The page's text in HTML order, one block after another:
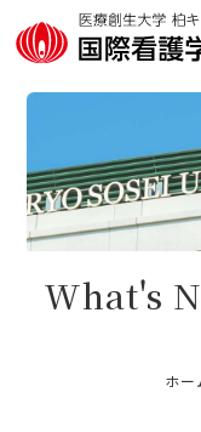
資料請求
ホーム
What's
ホー